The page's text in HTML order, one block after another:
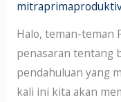
Halo, teman-teman
penasaran tentang
pendahuluan yang
kali ini kita akan